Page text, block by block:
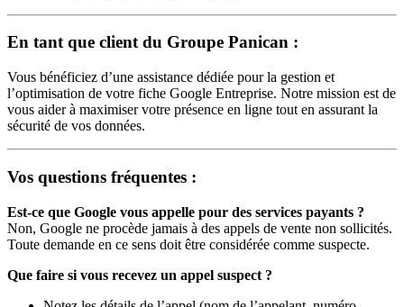
En tant que client du Groupe Panican :
Vous bénéficiez d’une assistance dédiée pour la gestion et
l’optimisation de votre fiche Google Entreprise. Notre mission est de
vous aider à maximiser votre présence en ligne tout en assurant la
sécurité de vos données.
Vos questions fréquentes :
Est-ce que Google vous appelle pour des services payants ?
Non, Google ne procède jamais à des appels de vente non sollicités.
Toute demande en ce sens doit être considérée comme suspecte.
Que faire si vous recevez un appel suspect ?